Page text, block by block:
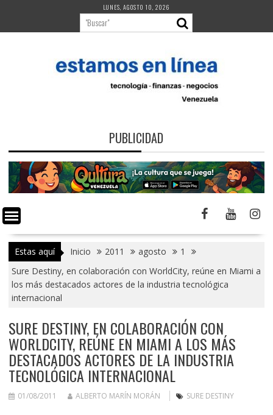
contenido
LUNES, AGOSTO 10, 2026
PUBLICIDAD
Estas aquí Inicio 2011 agosto
1
Sure Destiny, en colaboración con WorldCity, reúne en Miami a
los más destacados actores de la industria tecnológica
internacional
SURE DESTINY, EN COLABORACIÓN CON
WORLDCITY, REÚNE EN MIAMI A LOS MÁS
DESTACADOS ACTORES DE LA INDUSTRIA
TECNOLÓGICA INTERNACIONAL
01/08/2011 ALBERTO MARÍN MORÁN SURE DESTINY